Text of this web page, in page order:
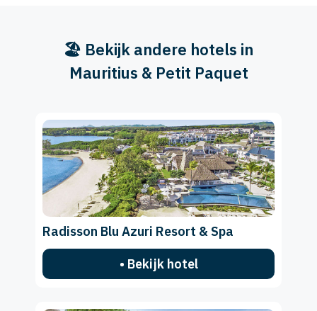
🏖️ Bekijk andere hotels in
Mauritius & Petit Paquet
Radisson Blu Azuri Resort & Spa
• Bekijk hotel